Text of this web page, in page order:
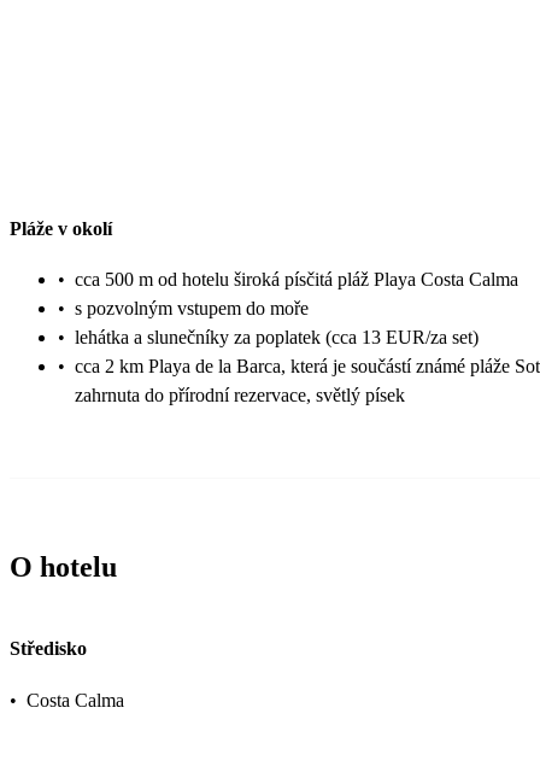
Pláže v okolí
• cca 500 m od hotelu široká písčitá pláž Playa Costa Calma
• s pozvolným vstupem do moře
• lehátka a slunečníky za poplatek (cca 13 EUR/za set)
• cca 2 km Playa de la Barca, která je součástí známé pláže
zahrnuta do přírodní rezervace, světlý písek
O hotelu
Středisko
• Costa Calma